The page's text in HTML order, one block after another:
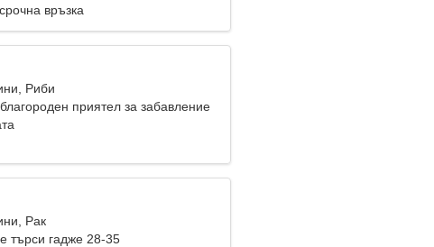
връзка
Риби
приятел за забавление
Рак
търси гадже 28-35